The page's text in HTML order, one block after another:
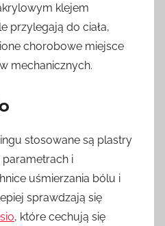
klejem
przylegają do ciała,
chorobowe miejsce
mechanicznych.
stosowane są plastry
i
uśmierzania bólu i
sprawdzają się
, które cechują się